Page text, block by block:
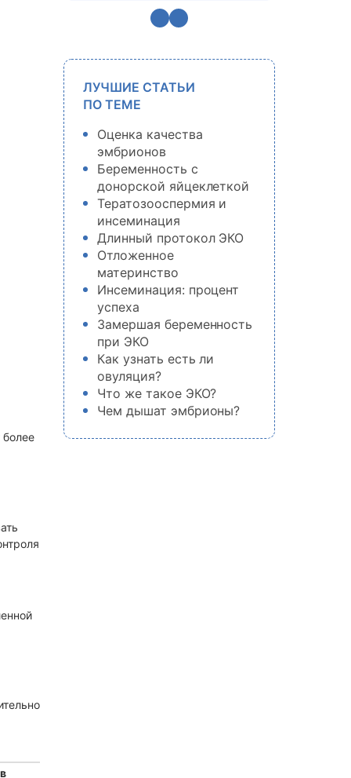
более
ЛУЧШИЕ СТАТЬИ
ПО ТЕМЕ
Оценка качества
эмбрионов
Беременность с
донорской яйцеклеткой
Тератозооспермия и
инсеминация
Длинный протокол ЭКО
Отложенное
материнство
Инсеминация: процент
успеха
Замершая беременность
при ЭКО
Как узнать есть ли
овуляция?
Что же такое ЭКО?
Чем дышат эмбрионы?